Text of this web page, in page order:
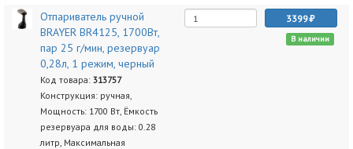
Отпариватель ручной
BRAYER BR4125, 1700Вт,
пар 25 г/мин, резервуар
0,28л, 1 режим, черный
Код товара: 313757
Конструкция: ручная,
Мощность: 1700 Вт, Ёмкость
резервуара для воды: 0.28
литр, Максимальная
3399
В наличии